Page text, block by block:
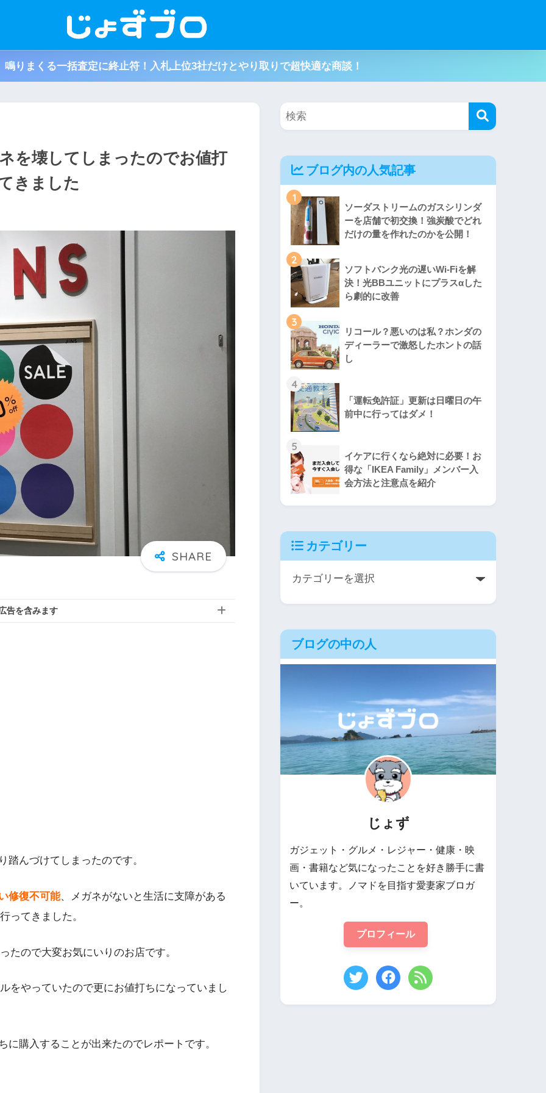
りまくる一括査定に終止符！入札上位3社だけとやり取りで超快適な商談！
を壊してしまったのでお値打
きました
告を含みます
踏んづけてしまったのです。
修復不可能、メガネがないと生活に支障がある
ってきました。
たので大変お気にいりのお店です。
をやっていたので更にお値打ちになっていまし
に購入することが出来たのでレポートです。
ブログ内の人気記事
1
ソーダストリームのガスシリンダ
ーを店舗で初交換！強炭酸でどれ
だけの量を作れたのかを公開！
2
ソフトバンク光の遅いWi-Fiを解
決！光BBユニットにプラスαした
ら劇的に改善
3
リコール？悪いのは私？ホンダの
ディーラーで激怒したホントの話
し
4
「運転免許証」更新は日曜日の午
前中に行ってはダメ！
5
イケアに行くなら絶対に必要！お
得な「IKEA Family」メンバー入
会方法と注意点を紹介
カテゴリー
ブログの中の人
じょず
ガジェット・グルメ・レジャー・健康・映
画・書籍など気になったことを好き勝手に書
いています。ノマドを目指す愛妻家ブロガ
ー。
プロフィール